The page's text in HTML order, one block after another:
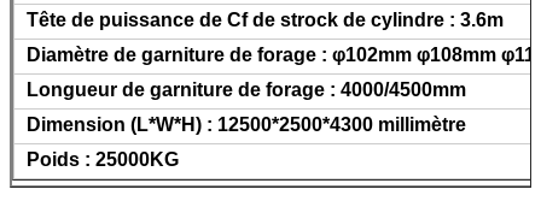
Tête de puissance de Cf de strock de cylindre : 3.6m
Diamètre de garniture de forage : φ102mm φ108mm
Longueur de garniture de forage : 4000/4500mm
Dimension (L*W*H) : 12500*2500*4300 millimètre
Poids : 25000KG